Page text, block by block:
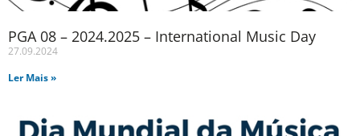
PGA 08 – 2024.2025 – International Music Day
27.09.2024
Ler Mais »